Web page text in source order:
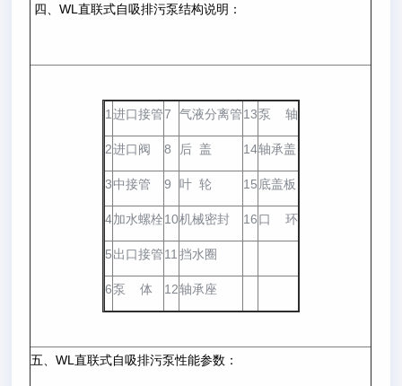
四、WL直联式自吸排污泵结构说明：
1 进口接管7 气液分离管13泵 轴
2进口阀 8 后 盖 14轴承盖
3中接管 9 叶 轮 15 底盖板
4加水螺栓10机械密封 16口 环
5出口接管11 挡水圈
6泵 体 12轴承座
五、WL直联式自吸排污泵性能参数：